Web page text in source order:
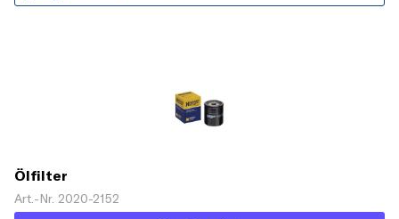
Ölfilter
Art.-Nr. 2020-2152